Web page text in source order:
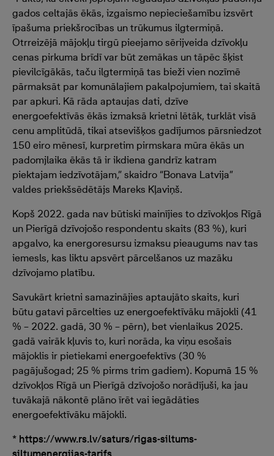
gados celtajās ēkās, izgaismo nepieciešamību izsvērt
īpašuma priekšrocības un trūkumus ilgtermiņā.
Otrreizējā mājokļu tirgū pieejamo sērijveida dzīvokļu
cenas pirkuma brīdī var būt zemākas un tāpēc šķist
pievilcīgākās, taču ilgtermiņā tas bieži vien nozīmē
pārmaksāt par komunālajiem pakalpojumiem, tai skaitā
par apkuri. Kā rāda aptaujas dati, dzīve
energoefektīvās ēkās izmaksā krietni lētāk, turklāt visā
cenu amplitūdā, tikai atsevišķos gadījumos pārsniedzot
150 eiro mēnesī, kurpretim pirmskara mūra ēkās un
padomjlaika ēkās tā ir ikdiena gandrīz katram
piektajam iedzīvotājam,” skaidro “Bonava Latvija”
valdes priekšsēdētājs Mareks Kļaviņš.
Kopš 2022. gada nav būtiski mainījies to dzīvokļos Rīgā
un Pierīgā dzīvojošo respondentu skaits (83 %), kuri
apgalvo, ka energoresursu izmaksu pieaugums nav tas
iemesls, kas liktu apsvērt pārcelšanos uz mazāku
dzīvojamo platību.
Savukārt krietni samazinājies aptaujāto skaits, kuri
būtu gatavi pārcelties uz energoefektīvāku mājokli (41
% – 2022. gadā, 30 % – pērn), bet vienlaikus 2025.
gadā vairāk kļuvis to, kuri norāda, ka viņu esošais
mājoklis ir pietiekami energoefektīvs (30 %
pagājušogad; 25 % pirms trim gadiem). Kopumā 15 %
dzīvokļos Rīgā un Pierīgā dzīvojošo norādījuši, ka jau
tuvākajā nākontē plāno īrēt vai iegādāties
energoefektīvāku mājokli.
* https://www.rs.lv/saturs/rigas-siltums-
siltumenergijas-tarifs